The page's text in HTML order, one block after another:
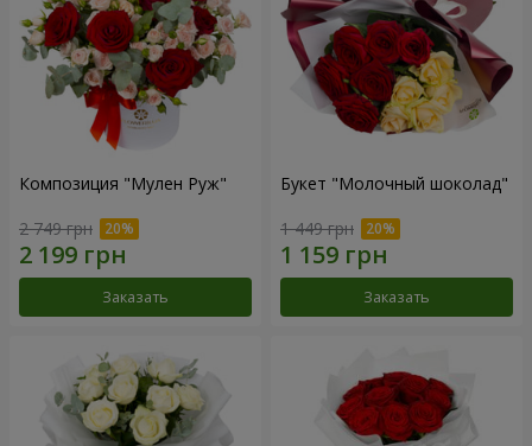
Композиция "Мулен Руж"
2 749 грн
Заказать
Букет "Молочный шоколад"
1 449 грн
Заказать